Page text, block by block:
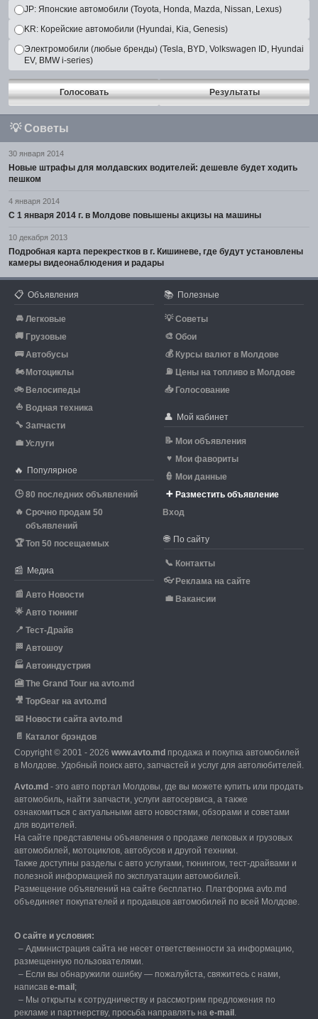
JP: Японские автомобили (Toyota, Honda, Mazda, Nissan, Lexus)
KR: Корейские автомобили (Hyundai, Kia, Genesis)
Электромобили (любые бренды) (Tesla, BYD, Volkswagen ID, Hyundai
EV, BMW i-series)
Голосовать Результаты
💡 Советы
30 января 2014
Новые штрафы для молдавских водителей: дешевле будет ходить
пешком
4 января 2014
С 1 января 2014 г. в Молдове повышены акцизы на машины
10 декабря 2013
Подробная карта перекрестков в г. Кишиневе, где будут установлены
камеры видеонаблюдения и радары
📋 Объявления
🚘 Легковые
🚚 Грузовые
🚌 Автобусы
🏍 Мотоциклы
🚲 Велосипеды
⛵ Водная техника
🔧 Запчасти
💼 Услуги
🔥 Популярное
🕒 80 последних объявлений
🔥 Срочно продам 50
объявлений
🏆Топ 50 посещаемых
📰 Медиа
📰 Авто Новости
🌟 Авто тюнинг
📍 Тест-Драйв
🏁 Автошоу
🏭 Автоиндустрия
🎦 The Grand Tour на avto.md
🎥 TopGear на avto.md
📧 Новости сайта avto.md
📄 Каталог брэндов
📚 Полезные
💡 Советы
🎨 Обои
💰 Курсы валют в Молдове
⛽ Цены на топливо в Молдове
📥 Голосование
👤 Мой кабинет
📝 Мои объявления
♥ Мои фавориты
👮 Мои данные
➕ Разместить объявление
Вход
🌐 По сайту
📞 Контакты
👓 Реклама на сайте
💼 Вакансии
Copyright © 2001 - 2026 www.avto.md продажа и покупка автомобилей
в Молдове. Удобный поиск авто, запчастей и услуг для автолюбителей.
Avto.md - это авто портал Молдовы, где вы можете купить или продать
автомобиль, найти запчасти, услуги автосервиса, а также
ознакомиться с актуальными авто новостями, обзорами и советами
для водителей.
На сайте представлены объявления о продаже легковых и грузовых
автомобилей, мотоциклов, автобусов и другой техники.
Также доступны разделы с авто услугами, тюнингом, тест-драйвами и
полезной информацией по эксплуатации автомобилей.
Размещение объявлений на сайте бесплатно. Платформа avto.md
объединяет покупателей и продавцов автомобилей по всей Молдове.
О сайте и условия:
– Администрация сайта не несет ответственности за информацию,
размещенную пользователями.
– Если вы обнаружили ошибку — пожалуйста, свяжитесь с нами,
написав е-mail ;
– Мы открыты к сотрудничеству и рассмотрим предложения по
рекламе и партнерству, просьба направлять на е-mail .